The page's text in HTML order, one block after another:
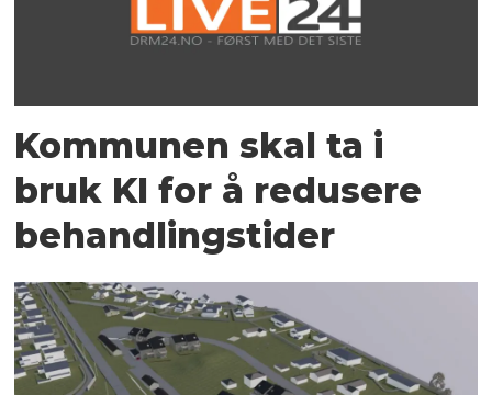
Kommunen skal ta i
bruk KI for å redusere
behandlingstider